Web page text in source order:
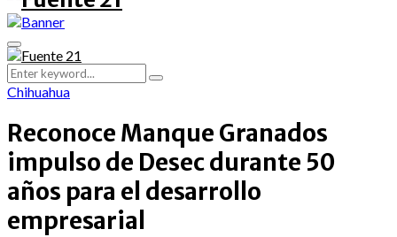
Primary
Menu
Search
for:
Search
Chihuahua
Reconoce Manque Granados
impulso de Desec durante 50
años para el desarrollo
empresarial